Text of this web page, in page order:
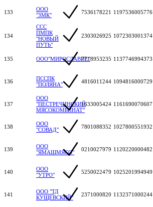
133
ООО
"ЗМК"
7536178221 1197536005776
134
ССС
ПМПК
"НОВЫЙ
ПУТЬ"
2303026925 1072303001374
135 ООО"МИРОСЛАВИЕ"7718953235 1137746994373
136
ПССПК
"ПОЛЯНА"
4816011244 1094816000729
137
ООО
"ПЕСТРЕЧИНСКИЙ
МЯСОКОМБИНАТ"
1633005424 1161690070607
138
ООО
"СОВАД"
7801088352 1027800551932
139
ООО
"ЯМАШМЯСО"
0210027979 1120220000482
140
ООО
"УТРО"
5250022479 1025201994949
141
ООО "ТД
КУЩЕВСКИЙ"
2371000820 1132371000244